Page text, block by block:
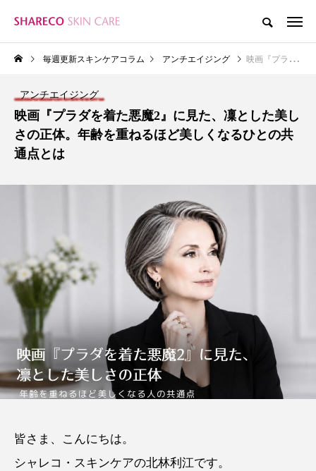
毎週更新スキンケアコラム アンチエイジング 映画『プラダを着た悪魔2』に見た、凜とした美しさの正体。年齢を重ねるほど美しくなるひとの共通点とは
アンチエイジング
映画『プラダを着た悪魔2』に見た、凜とした美し
さの正体。年齢を重ねるほど美しくなるひとの共
通点とは
皆さま、こんにちは。
シャレコ・スキンケアの北林利江です。